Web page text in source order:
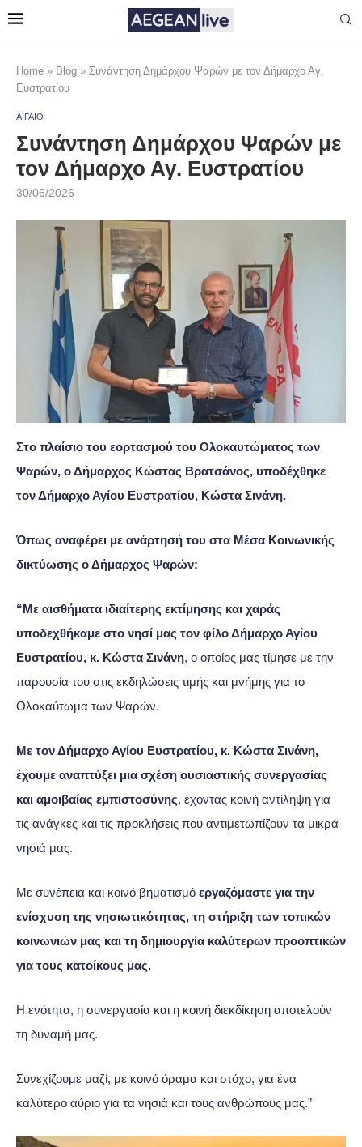
Home » Blog » Συνάντηση Δημάρχου Ψαρών με τον Δήμαρχο Αγ.
Ευστρατίου
ΑΙΓΑΙΟ
Συνάντηση Δημάρχου Ψαρών με
τον Δήμαρχο Αγ. Ευστρατίου
30/06/2026
Στο πλαίσιο του εορτασμού του Ολοκαυτώματος των
Ψαρών, ο Δήμαρχος Κώστας Βρατσάνος, υποδέχθηκε
τον Δήμαρχο Αγίου Ευστρατίου, Κώστα Σινάνη.
Όπως αναφέρει με ανάρτησή του στα Μέσα Κοινωνικής
δικτύωσης ο Δήμαρχος Ψαρών:
“Με αισθήματα ιδιαίτερης εκτίμησης και χαράς
υποδεχθήκαμε στο νησί μας τον φίλο Δήμαρχο Αγίου
Ευστρατίου, κ. Κώστα Σινάνη, ο οποίος μας τίμησε με την
παρουσία του στις εκδηλώσεις τιμής και μνήμης για το
Ολοκαύτωμα των Ψαρών.
Με τον Δήμαρχο Αγίου Ευστρατίου, κ. Κώστα Σινάνη,
έχουμε αναπτύξει μια σχέση ουσιαστικής συνεργασίας
και αμοιβαίας εμπιστοσύνης, έχοντας κοινή αντίληψη για
τις ανάγκες και τις προκλήσεις που αντιμετωπίζουν τα μικρά
νησιά μας.
Με συνέπεια και κοινό βηματισμό εργαζόμαστε για την
ενίσχυση της νησιωτικότητας, τη στήριξη των τοπικών
κοινωνιών μας και τη δημιουργία καλύτερων προοπτικών
για τους κατοίκους μας.
Η ενότητα, η συνεργασία και η κοινή διεκδίκηση αποτελούν
τη δύναμή μας.
Συνεχίζουμε μαζί, με κοινό όραμα και στόχο, για ένα
καλύτερο αύριο για τα νησιά και τους ανθρώπους μας.”